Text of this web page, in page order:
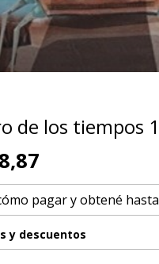
de los tiempos 1
pagar y obtené hasta
y descuentos